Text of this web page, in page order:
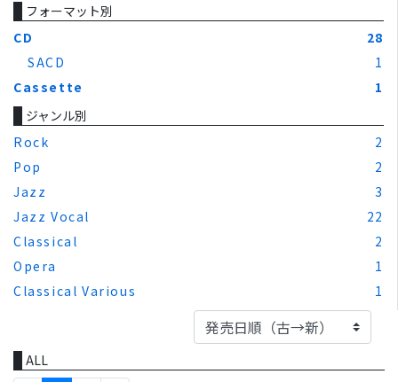
フォーマット別
CD
28
SACD
1
Cassette
1
ジャンル別
Rock
2
Pop
2
Jazz
3
Jazz Vocal
22
Classical
2
Opera
1
Classical Various
1
ALL